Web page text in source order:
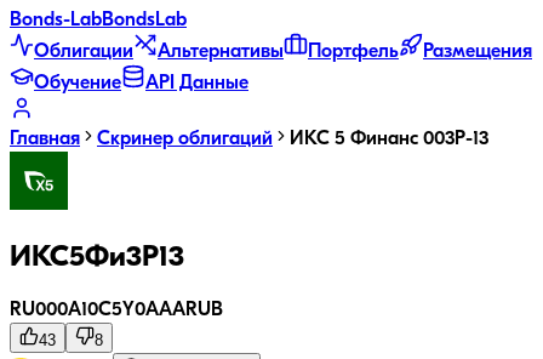
Bonds-LabBondsLab
Облигации
Альтернативы Портфель
Размещения
Обучение
API Данные
Главная Скринер облигаций ИКС 5 Финанс 003P-13
ИКС5Фи3P13
RU000A10C5Y0AAARUB
43 8